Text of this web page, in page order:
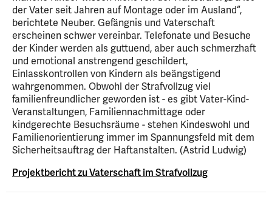
der Vater seit Jahren auf Montage oder im Ausland“,
berichtete Neuber. Gefängnis und Vaterschaft
erscheinen schwer vereinbar. Telefonate und Besuche
der Kinder werden als guttuend, aber auch schmerzhaft
und emotional anstrengend geschildert,
Einlasskontrollen von Kindern als beängstigend
wahrgenommen. Obwohl der Strafvollzug viel
familienfreundlicher geworden ist - es gibt Vater-Kind-
Veranstaltungen, Familiennachmittage oder
kindgerechte Besuchsräume - stehen Kindeswohl und
Familienorientierung immer im Spannungsfeld mit dem
Sicherheitsauftrag der Haftanstalten. (Astrid Ludwig)
Projektbericht zu Vaterschaft im Strafvollzug